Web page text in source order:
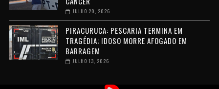
JULHO 20, 2026
PIRACURUCA: PESCARIA TERMINA EM
TRAGÉDIA; IDOSO MORRE AFOGADO EM
BARRAGEM
JULHO 13, 2026